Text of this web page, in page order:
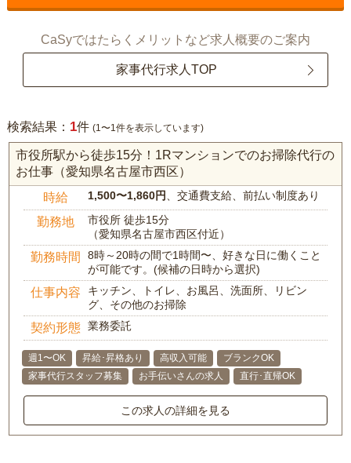
CaSyではたらくメリットなど求人概要のご案内
家事代行求人TOP
検索結果： 1件 (1〜1件を表示しています)
市役所駅から徒歩15分！1Rマンションでのお掃除代行の
お仕事（愛知県名古屋市西区）
時給 1,500〜1,860円 、交通費支給、前払い制度あり
勤務地
市役所 徒歩15分
（愛知県名古屋市西区付近）
勤務時間
8時～20時の間で1時間〜、好きな日に働くこと
が可能です。(候補の日時から選択)
仕事内容
キッチン、トイレ、お風呂、洗面所、リビン
グ、その他のお掃除
契約形態 業務委託
週1〜OK 昇給･昇格あり 高収入可能
ブランクOK
家事代行スタッフ募集
お手伝いさんの求人 直行･直帰OK
この求人の詳細を見る